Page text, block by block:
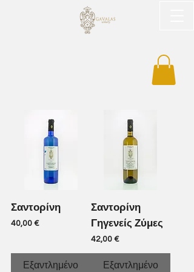
Σαντορίνη
Τιμή
40,00 €
Εξαντλημένο
Σαντορίνη
Γηγενείς Ζύμες
Τιμή
42,00 €
Εξαντλημένο